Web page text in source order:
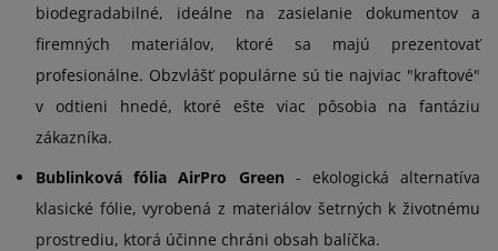
biodegradabilné, ideálne na zasielanie dokumentov a
firemných materiálov, ktoré sa majú prezentovať
profesionálne. Obzvlášť populárne sú tie najviac "kraftové"
v odtieni hnedé, ktoré ešte viac pôsobia na fantáziu
zákazníka.
Bublinková fólia AirPro Green - ekologická alternatíva
klasické fólie, vyrobená z materiálov šetrných k životnému
prostrediu, ktorá účinne chráni obsah balíčka.